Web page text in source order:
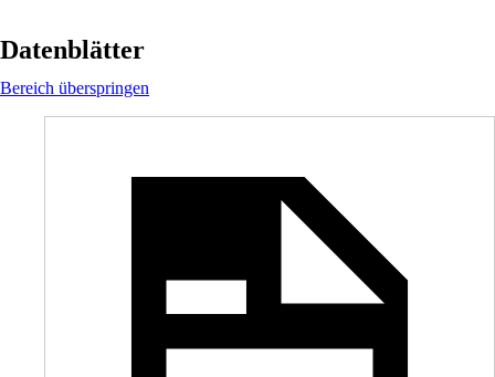
Datenblätter
Bereich überspringen